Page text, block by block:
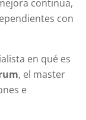
continua,
con
en qué es
, el master
e